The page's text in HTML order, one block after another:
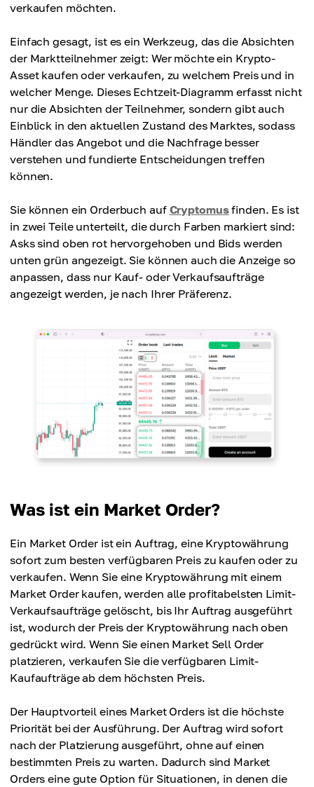
verkaufen möchten.
Einfach gesagt, ist es ein Werkzeug, das die Absichten
der Marktteilnehmer zeigt: Wer möchte ein Krypto-
Asset kaufen oder verkaufen, zu welchem Preis und in
welcher Menge. Dieses Echtzeit-Diagramm erfasst nicht
nur die Absichten der Teilnehmer, sondern gibt auch
Einblick in den aktuellen Zustand des Marktes, sodass
Händler das Angebot und die Nachfrage besser
verstehen und fundierte Entscheidungen treffen
können.
Sie können ein Orderbuch auf Cryptomusfinden. Es ist
in zwei Teile unterteilt, die durch Farben markiert sind:
Asks sind oben rot hervorgehoben und Bids werden
unten grün angezeigt. Sie können auch die Anzeige so
anpassen, dass nur Kauf- oder Verkaufsaufträge
angezeigt werden, je nach Ihrer Präferenz.
Was ist ein Market Order?
Ein Market Order ist ein Auftrag, eine Kryptowährung
sofort zum besten verfügbaren Preis zu kaufen oder zu
verkaufen. Wenn Sie eine Kryptowährung mit einem
Market Order kaufen, werden alle profitabelsten Limit-
Verkaufsaufträge gelöscht, bis Ihr Auftrag ausgeführt
ist, wodurch der Preis der Kryptowährung nach oben
gedrückt wird. Wenn Sie einen Market Sell Order
platzieren, verkaufen Sie die verfügbaren Limit-
Kaufaufträge ab dem höchsten Preis.
Der Hauptvorteil eines Market Orders ist die höchste
Priorität bei der Ausführung. Der Auftrag wird sofort
nach der Platzierung ausgeführt, ohne auf einen
bestimmten Preis zu warten. Dadurch sind Market
Orders eine gute Option für Situationen, in denen die